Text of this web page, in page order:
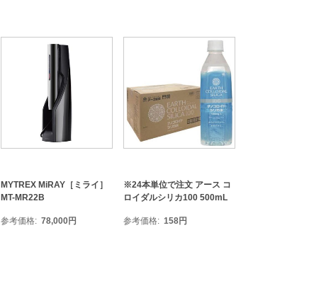
MYTREX MiRAY［ミライ］
MT-MR22B
参考価格 78,000円
※24本単位で注文 アース コ
ロイダルシリカ100 500mL
参考価格 158円